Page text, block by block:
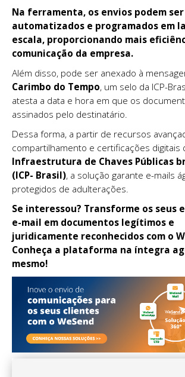
Na ferramenta, os envios podem ser
automatizados e programados em
escala, proporcionando mais
comunicação da empresa.
Além disso, pode ser anexado à
Carimbo do Tempo, um selo da ICP-
atesta a data e hora em que os
assinados pelo destinatário.
Dessa forma, a partir de recursos
compartilhamento e certificações digitais
Infraestrutura de Chaves Públicas
(ICP- Brasil), a solução garante e-mails
protegidos de adulterações.
Se interessou? Transforme os seus
e-mail em documentos legítimos e
juridicamente reconhecidos com o
Conheça a plataforma na íntegra
mesmo!